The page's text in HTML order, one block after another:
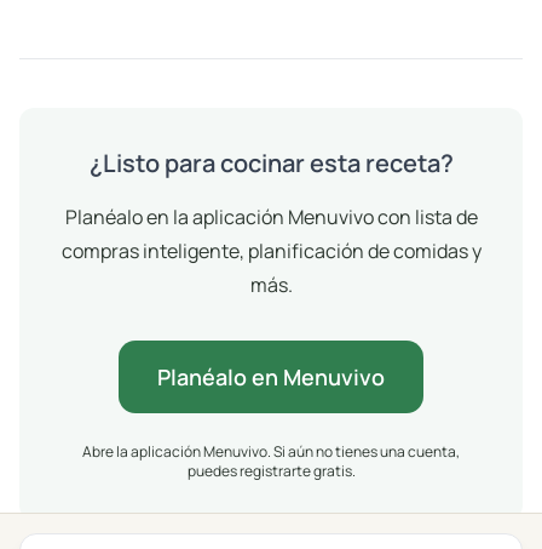
¿Listo para cocinar esta receta?
Planéalo en la aplicación Menuvivo con lista de
compras inteligente, planificación de comidas y
más.
Planéalo en Menuvivo
Abre la aplicación Menuvivo. Si aún no tienes una cuenta,
puedes registrarte gratis.